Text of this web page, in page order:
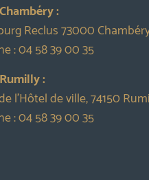
:
Reclus 73000
:04 58 39 00 35
:
l’Hôtel de ville, 74150
:04 58 39 00 35